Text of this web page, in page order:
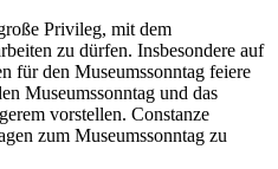
Privileg, mit dem
zu dürfen. Insbesondere auf
für den Museumssonntag feiere
Museumssonntag und das
vorstellen. Constanze
zum Museumssonntag zu